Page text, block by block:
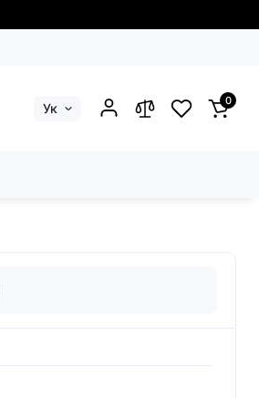
Ук 0